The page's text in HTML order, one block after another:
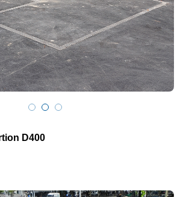
D400